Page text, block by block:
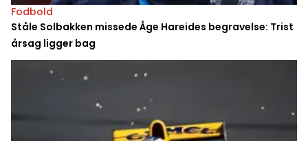
Fodbold
Ståle Solbakken missede Åge Hareides begravelse: Trist
årsag ligger bag